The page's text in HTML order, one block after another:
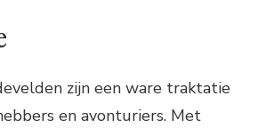
zijn een ware traktatie
en avonturiers. Met